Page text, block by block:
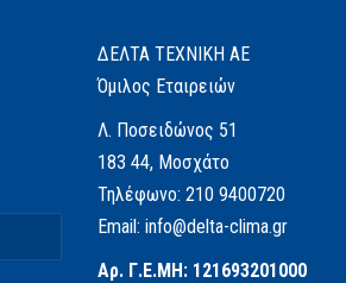
ΔΕΛΤΑ ΤΕΧΝΙΚΗ ΑΕ
Όμιλος Εταιρειών
Λ. Ποσειδώνος 51
183 44, Μοσχάτο
Τηλέφωνο: 210 9400720
Email: info@delta-clima.gr
Αρ. Γ.Ε.ΜΗ: 121693201000